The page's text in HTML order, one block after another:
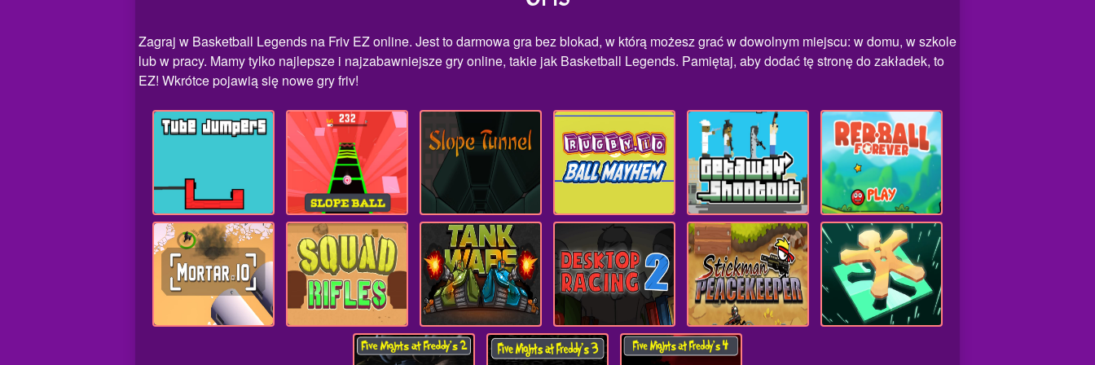
Zagraj w Basketball Legends na Friv EZ online. Jest to darmowa gra bez blokad, w którą możesz grać w dowolnym miejscu: w domu, w szkole
lub w pracy. Mamy tylko najlepsze i najzabawniejsze gry online, takie jak Basketball Legends. Pamiętaj, aby dodać tę stronę do zakładek, to
EZ! Wkrótce pojawią się nowe gry friv!